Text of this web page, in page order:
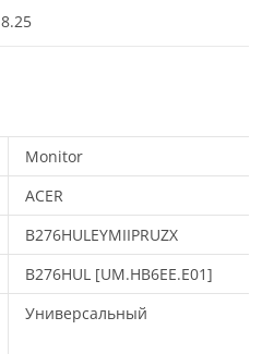
8.25
Monitor
ACER
B276HULEYMIIPRUZX
B276HUL [UM.HB6EE.E01]
Универсальный